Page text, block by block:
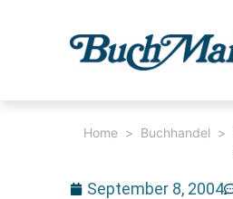
Home > Buchhandel >
September 8, 2004